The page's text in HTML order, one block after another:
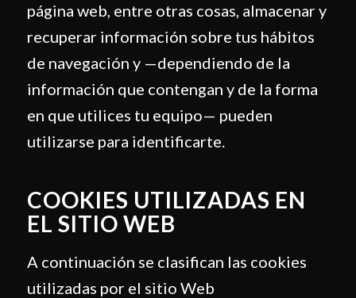
página web, entre otras cosas, almacenar y
recuperar información sobre tus hábitos
de navegación y —dependiendo de la
información que contengan y de la forma
en que utilices tu equipo— pueden
utilizarse para identificarte.
COOKIES UTILIZADAS EN
EL SITIO WEB
A continuación se clasifican las cookies
utilizadas por el sitio Web